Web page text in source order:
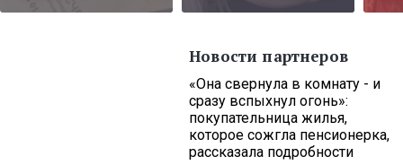
Новости партнеров
«Она свернула в комнату - и
сразу вспыхнул огонь»:
покупательница жилья,
которое сожгла пенсионерка,
рассказала подробности